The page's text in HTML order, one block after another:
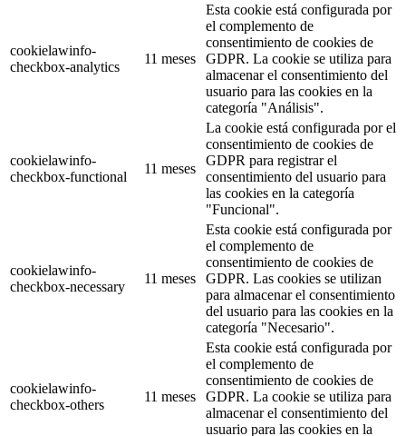
cookielawinfo-
checkbox-analytics
11 meses
Esta cookie está configurada por
el complemento de
consentimiento de cookies de
GDPR. La cookie se utiliza para
almacenar el consentimiento del
usuario para las cookies en la
categoría "Análisis".
cookielawinfo-
checkbox-functional
11 meses
La cookie está configurada por el
consentimiento de cookies de
GDPR para registrar el
consentimiento del usuario para
las cookies en la categoría
"Funcional".
cookielawinfo-
checkbox-necessary
11 meses
Esta cookie está configurada por
el complemento de
consentimiento de cookies de
GDPR. Las cookies se utilizan
para almacenar el consentimiento
del usuario para las cookies en la
categoría "Necesario".
cookielawinfo-
checkbox-others
11 meses
Esta cookie está configurada por
el complemento de
consentimiento de cookies de
GDPR. La cookie se utiliza para
almacenar el consentimiento del
usuario para las cookies en la